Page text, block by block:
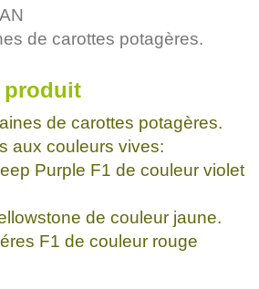
de carottes potagères.
produit
de carottes potagères.
aux couleurs vives:
Purple F1 de couleur violet
de couleur jaune.
F1 de couleur rouge